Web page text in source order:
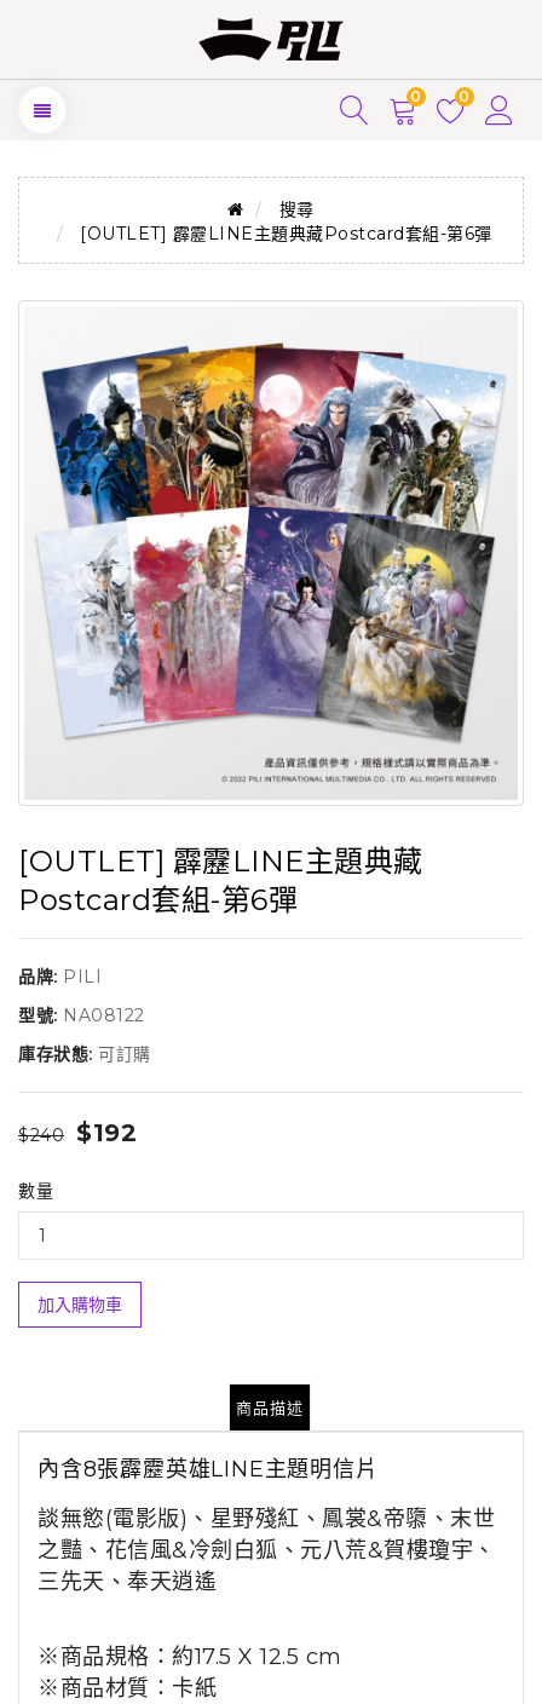
0 0
搜尋
[OUTLET] 霹靂LINE主題典藏Postcard套組-第6彈
[OUTLET] 霹靂LINE主題典藏
Postcard套組-第6彈
品牌: PILI
型號: NA08122
庫存狀態: 可訂購
$240 $192
數量
加入購物車
商品描述
內含8張霹靂英雄LINE主題明信片
談無慾(電影版)、星野殘紅、鳳裳&帝隳、末世
之豔、花信風&冷劍白狐、元八荒&賀樓瓊宇、
三先天、奉天逍遙
※商品規格： 約17.5 X 12.5 cm
※商品材質： 卡紙